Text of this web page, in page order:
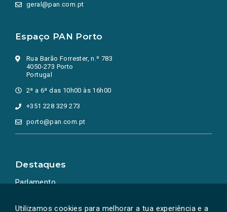
Utilizamos cookies para melhorar a tua experiência e a
geral@pan.com.pt
Espaço PAN Porto
Rua Barão Forrester, n.º 783
4050-273 Porto
Portugal
2ª a 6ª das 10h00 às 16h00
+351 228 329 273
porto@pan.com.pt
Destaques
Parlamento